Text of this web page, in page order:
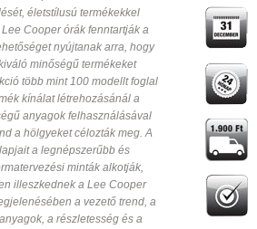
életstílusú termékekkel
Cooper órák fenntartják a
nyújtanak arra, hogy
minőségű termékeket
több mint 100 modellt foglal
kínálat létrehozásánál a
anyagok felhasználásával
a hölgyeket célozták meg. A
a legnépszerűbb és
minták alkotják,
illeszkednek a Lee Cooper
a vezető trend, a
a részletesség és a